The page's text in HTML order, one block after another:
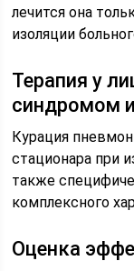
лечится она
изоляции
Терапия у
синдромом
Курация
стационара при
также
комплексного
Оценка